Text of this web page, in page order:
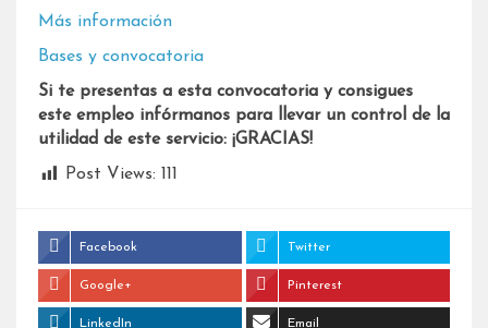
Más información
Bases y convocatoria
Si te presentas a esta convocatoria y consigues
este empleo infórmanos para llevar un control de la
utilidad de este servicio: ¡GRACIAS!
Post Views: 111
Facebook Twitter
Google+ Pinterest
LinkedIn Email